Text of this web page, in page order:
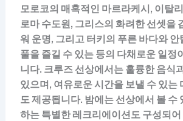
모로코의 매혹적인 마르라케시, 이탈
로마 수도원, 그리스의 화려한 선셋을
워 운명, 그리고 터키의 푸른 바다와 안
풀을 즐길 수 있는 등의 다채로운 일정
니다. 크루즈 선상에서는 훌륭한 음식
있으며, 여유로운 시간을 보낼 수 있는
도 제공됩니다. 밤에는 선상에서 볼 수
하는 특별한 레크리에이션도 구성되어